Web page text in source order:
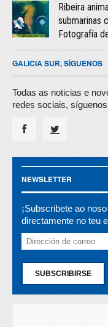
Ribeira
submarinas
Fotografía
GALICIA SUR, SÍGUENOS
Todas as noticias e
redes sociais,
NEWSLETTER
¡Subscribete ao
directamente no teu
SUBSCRIBIRSE